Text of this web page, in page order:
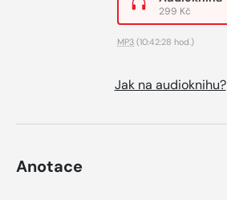
299 Kč
MP3 (10:42:28 hod.)
Jak na audioknihu?
Anotace